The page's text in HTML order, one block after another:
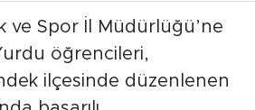
ve Spor İl Müdürlüğü’ne
öğrencileri,
ilçesinde düzenlenen